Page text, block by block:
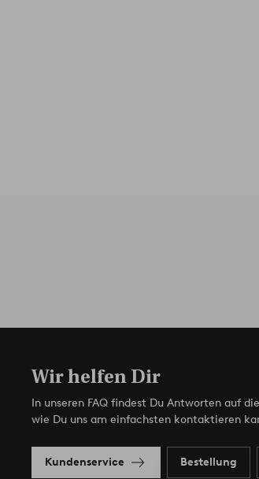
Wir helfen Dir
In unseren FAQ findest Du Antworten auf
wie Du uns am einfachsten kontaktieren
Kundenservice Bestellung